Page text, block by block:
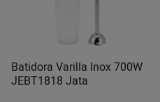
Batidora Varilla Inox 700W
JEBT1818 Jata